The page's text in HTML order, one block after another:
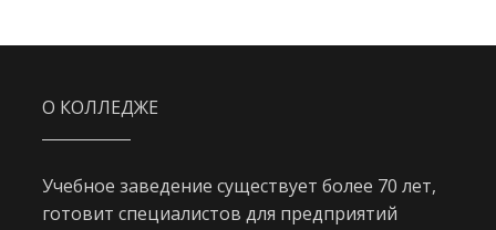
О КОЛЛЕДЖЕ
Учебное заведение существует более 70 лет,
готовит специалистов для предприятий